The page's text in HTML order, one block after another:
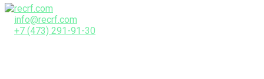
info@recrf.com
+7 (473) 291-91-30